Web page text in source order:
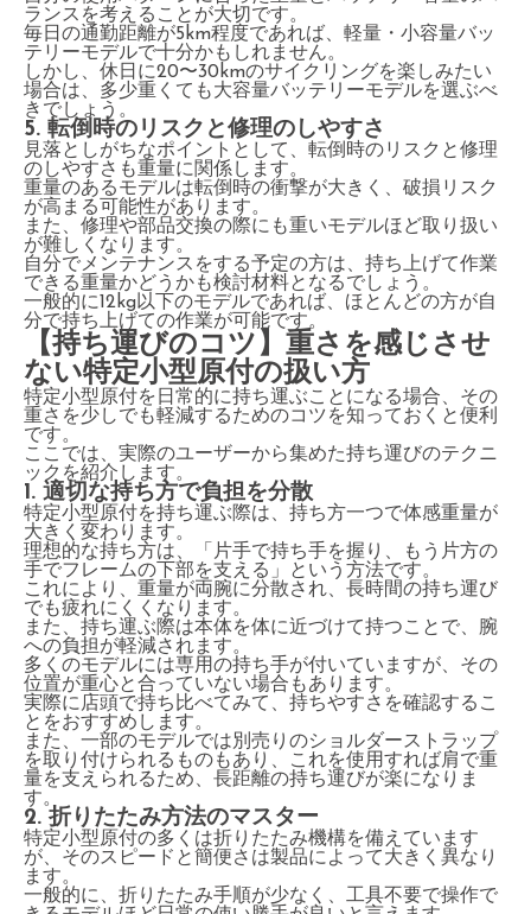
ランスを考えることが大切です。
毎日の通勤距離が5km程度であれば、軽量・小容量バッ
テリーモデルで十分かもしれません。
しかし、休日に20〜30kmのサイクリングを楽しみたい
場合は、多少重くても大容量バッテリーモデルを選ぶべ
きでしょう。
5. 転倒時のリスクと修理のしやすさ
見落としがちなポイントとして、転倒時のリスクと修理
のしやすさも重量に関係します。
重量のあるモデルは転倒時の衝撃が大きく、破損リスク
が高まる可能性があります。
また、修理や部品交換の際にも重いモデルほど取り扱い
が難しくなります。
自分でメンテナンスをする予定の方は、持ち上げて作業
できる重量かどうかも検討材料となるでしょう。
一般的に12kg以下のモデルであれば、ほとんどの方が自
分で持ち上げての作業が可能です。
【持ち運びのコツ】重さを感じさせ
ない特定小型原付の扱い方
特定小型原付を日常的に持ち運ぶことになる場合、その
重さを少しでも軽減するためのコツを知っておくと便利
です。
ここでは、実際のユーザーから集めた持ち運びのテクニ
ックを紹介します。
1. 適切な持ち方で負担を分散
特定小型原付を持ち運ぶ際は、持ち方一つで体感重量が
大きく変わります。
理想的な持ち方は、「片手で持ち手を握り、もう片方の
手でフレームの下部を支える」という方法です。
これにより、重量が両腕に分散され、長時間の持ち運び
でも疲れにくくなります。
また、持ち運ぶ際は本体を体に近づけて持つことで、腕
への負担が軽減されます。
多くのモデルには専用の持ち手が付いていますが、その
位置が重心と合っていない場合もあります。
実際に店頭で持ち比べてみて、持ちやすさを確認するこ
とをおすすめします。
また、一部のモデルでは別売りのショルダーストラップ
を取り付けられるものもあり、これを使用すれば肩で重
量を支えられるため、長距離の持ち運びが楽になりま
す。
2. 折りたたみ方法のマスター
特定小型原付の多くは折りたたみ機構を備えています
が、そのスピードと簡便さは製品によって大きく異なり
ます。
一般的に、折りたたみ手順が少なく、工具不要で操作で